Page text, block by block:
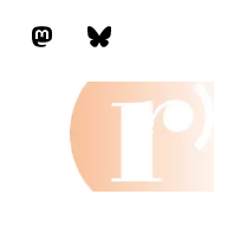
MastodonBluesky